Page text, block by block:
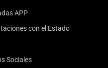
APP
con el Estado
Sociales